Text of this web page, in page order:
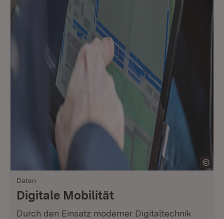
Daten
Digitale Mobilität
Durch den Einsatz moderner Digitaltechnik